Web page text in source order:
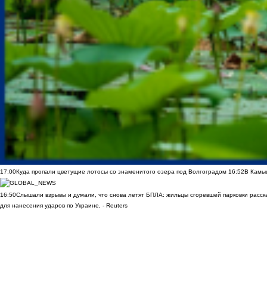
17:00Куда пропали цветущие лотосы со знаменитого озера под Волгоградом 16:52В
16:50Слышали взрывы и думали, что снова летят БПЛА: жильцы сгоревшей парковки
для нанесения ударов по Украине, - Reuters